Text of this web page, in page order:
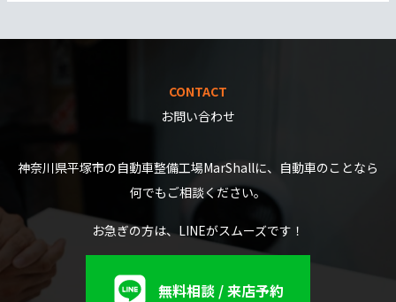
CONTACT
お問い合わせ
神奈川県平塚市の自動車整備工場MarShallに、自動車のことなら
何でもご相談ください。
お急ぎの方は、LINEがスムーズです！
無料相談 / 来店予約